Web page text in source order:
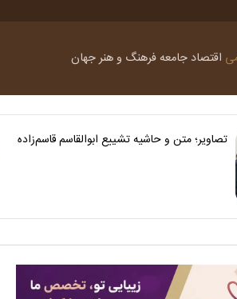
اقتصاد جامعهفرهنگ و هنرجهان
تصاویر؛ متن و حاشیه تشییع ابوالقاسم قاسم‌زاده